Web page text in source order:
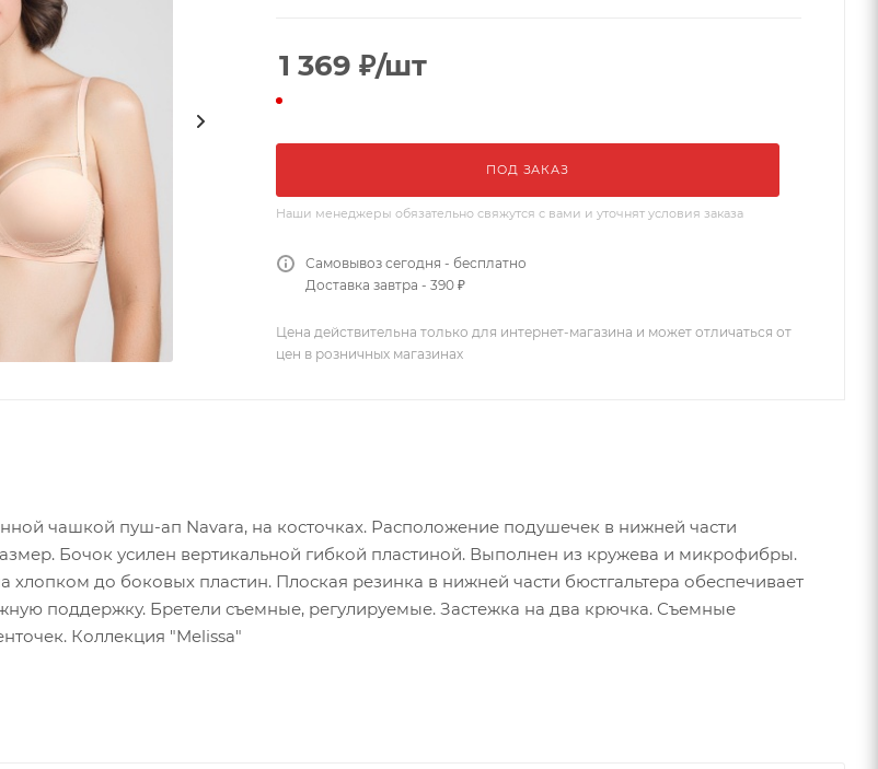
1 369 ₽/шт
ПОД ЗАКАЗ
Наши менеджеры обязательно свяжутся с вами и уточнят условия заказа
Самовывоз сегодня - бесплатно
Доставка завтра - 390 ₽
Цена действительна только для интернет-магазина и может отличаться от
цен в розничных магазинах
чашкой пуш-ап Navara, на косточках. Расположение подушечек в нижней части
Бочок усилен вертикальной гибкой пластиной. Выполнен из кружева и микрофибры.
хлопком до боковых пластин. Плоская резинка в нижней части бюстгальтера обеспечивает
поддержку. Бретели съемные, регулируемые. Застежка на два крючка. Съемные
Коллекция "Melissa"